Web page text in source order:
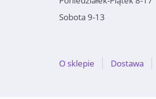
Sobota 9-13
O sklepie Dostawa